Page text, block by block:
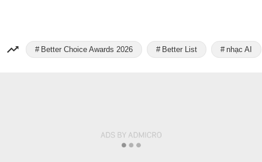
Better Choice Awards 2026 Better List nhạc AI